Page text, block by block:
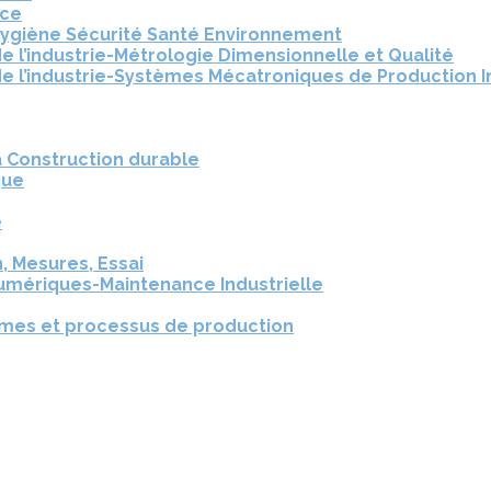
Sécurité Santé Environnement
l’industrie-Métrologie Dimensionnelle et Qualité
l’industrie-Systèmes Mécatroniques de Production
Construction durable
Mesures, Essai
Maintenance Industrielle
et processus de production